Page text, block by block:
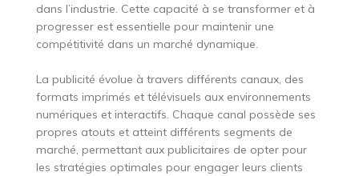
dans l’industrie. Cette capacité à se transformer et à
progresser est essentielle pour maintenir une
compétitivité dans un marché dynamique.
La publicité évolue à travers différents canaux, des
formats imprimés et télévisuels aux environnements
numériques et interactifs. Chaque canal possède ses
propres atouts et atteint différents segments de
marché, permettant aux publicitaires de opter pour
les stratégies optimales pour engager leurs clients